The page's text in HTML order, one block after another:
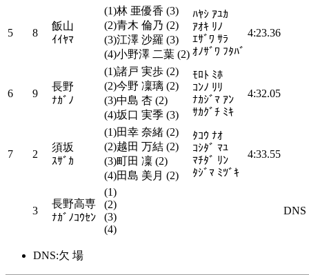
5 8
飯山
ｲｲﾔﾏ
(1)林 亜優香 (3)
(2)青木 倫乃 (2)
(3)江澤 沙羅 (3)
(4)小野澤 二葉 (2)
ﾊﾔｼ ｱﾕｶ
ｱｵｷ ﾘﾉ
ｴｻﾞﾜ ｻﾗ
ｵﾉｻﾞﾜ ﾌﾀﾊﾞ
4:23.36
6 9
長野
ﾅｶﾞﾉ
(1)諸戸 実歩 (2)
(2)今野 凜璃 (2)
(3)中島 杏 (2)
(4)坂口 実季 (3)
ﾓﾛﾄ ﾐﾎ
ｺﾝﾉ ﾘﾘ
ﾅｶｼﾞﾏ ｱﾝ
ｻｶｸﾞﾁ ﾐｷ
4:32.05
7 2
須坂
ｽｻﾞｶ
(1)田幸 奈緒 (2)
(2)越田 万結 (2)
(3)町田 凜 (2)
(4)田島 美月 (2)
ﾀｺｳ ﾅｵ
ｺｼﾀﾞ ﾏﾕ
ﾏﾁﾀﾞ ﾘﾝ
ﾀｼﾞﾏ ﾐﾂﾞｷ
4:33.55
3
長野高専
ﾅｶﾞﾉｺｳｾﾝ
(1)
(2)
(3)
(4)
DNS
DNS:欠 場